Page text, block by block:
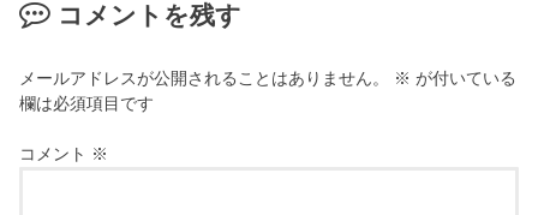
コメントを残す
メールアドレスが公開されることはありません。 ※ が付いている
欄は必須項目です
コメント ※